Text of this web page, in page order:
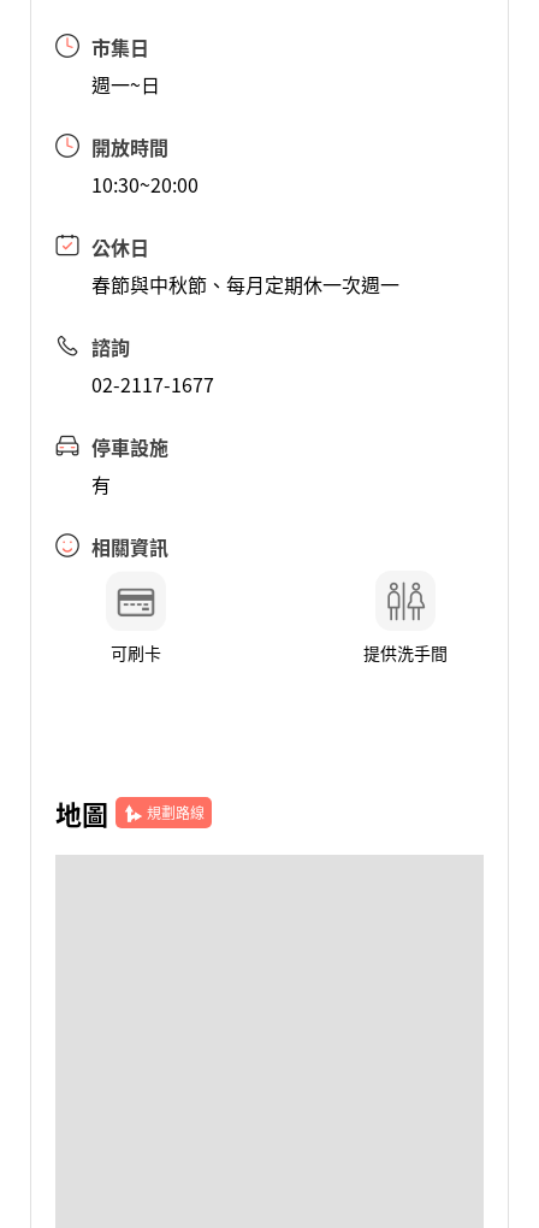
市集日
週一~日
開放時間
10:30~20:00
公休日
春節與中秋節、每月定期休一次週一
諮詢
02-2117-1677
停車設施
有
相關資訊
可刷卡 提供洗手間
地圖 規劃路線